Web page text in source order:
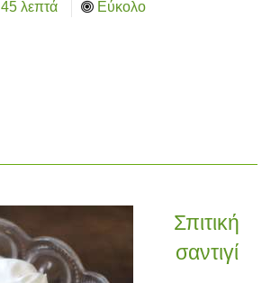
45 λεπτά Εύκολο
Σπιτική
σαντιγί